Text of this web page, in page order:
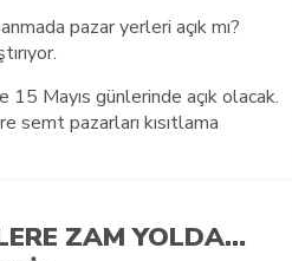
pazar yerleri açık mı?
Mayıs günlerinde açık olacak.
semt pazarları kısıtlama
ZAM YOLDA…